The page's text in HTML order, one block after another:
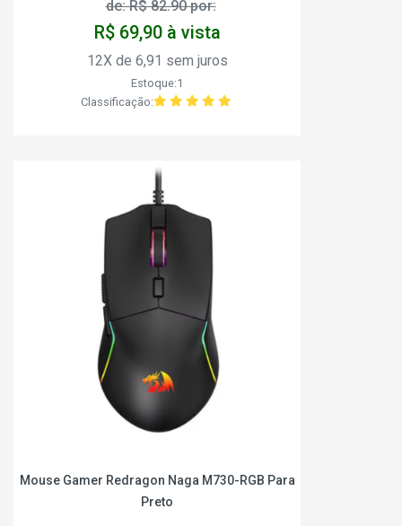
de: R$ 82.90 por:
R$ 69,90 à vista
12X de 6,91 sem juros
Estoque:1
Classificação:
Mouse Gamer Redragon Naga M730-RGB Para
Preto